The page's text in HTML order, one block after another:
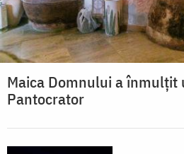
Maica Domnului a
Pantocrator